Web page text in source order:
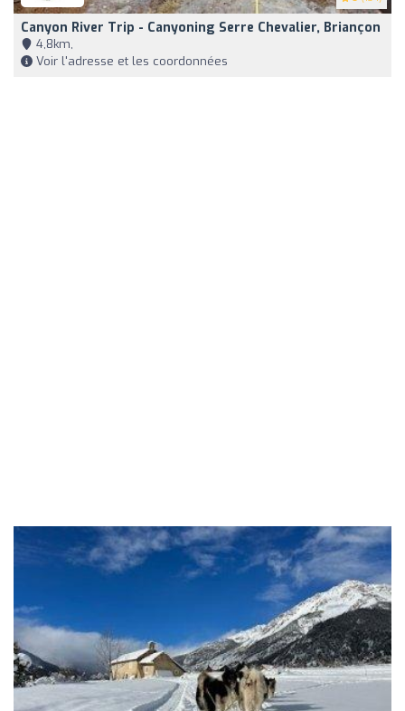
Canyon River Trip - Canyoning Serre Chevalier, Briançon
4,8km,
Voir l'adresse et les coordonnées